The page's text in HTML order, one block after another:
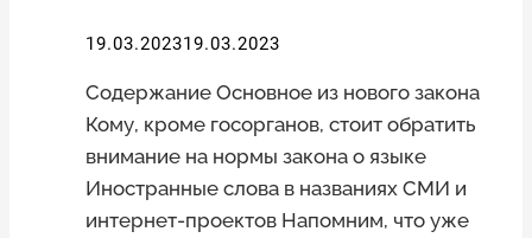
19.03.202319.03.2023
Содержание Основное из нового закона
Кому, кроме госорганов, стоит обратить
внимание на нормы закона о языке
Иностранные слова в названиях СМИ и
интернет-проектов Напомним, что уже